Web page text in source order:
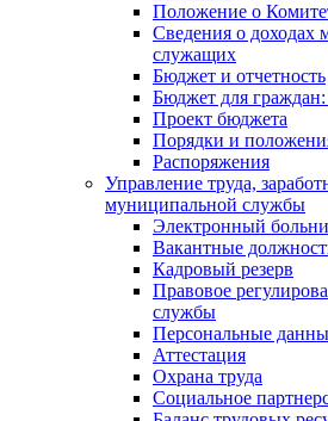
Положение о
Сведения о доходах
служащих
Бюджет и отчетность
Бюджет для граждан:
Проект бюджета
Порядки и
Распоряжения
Управление труда,
муниципальной службы
Электронный
Вакантные
Кадровый резерв
Правовое
службы
Персональные
Аттестация
Охрана труда
Социальное